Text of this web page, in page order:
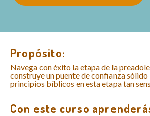
Propósito:
Navega con éxito la etapa de la
construye un puente de confianza sólido
principios bíblicos en esta etapa tan
Con este curso